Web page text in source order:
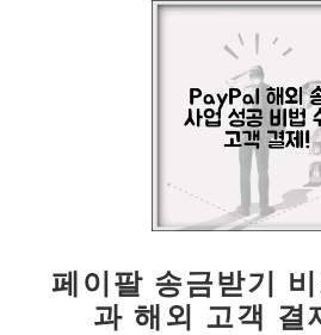
페이팔 송금받기
과 해외 고객 결